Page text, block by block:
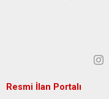
Resmi İlan Portalı